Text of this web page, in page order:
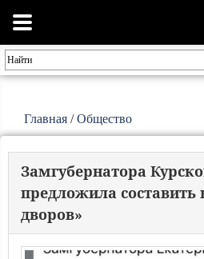
Главная /Общество
Замгубернатора
предложила составить
дворов»